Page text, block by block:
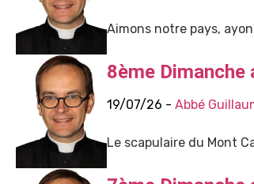
Aimons notre pays,
8ème
19/07/26 - Abbé
Le scapulaire du Mont